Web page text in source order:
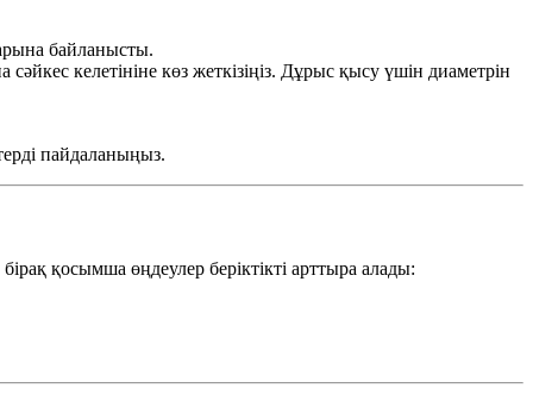
байланысты.
келетініне көз жеткізіңіз. Дұрыс қысу үшін диаметрін
пайдаланыңыз.
қосымша өңдеулер беріктікті арттыра алады: